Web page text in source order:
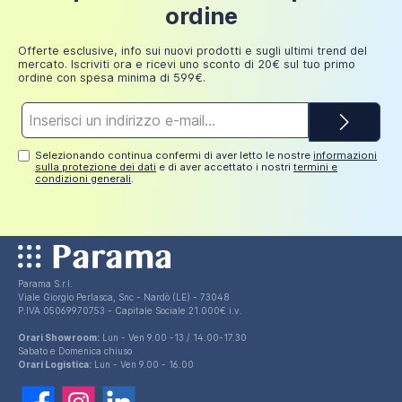
Fino a
euro
ordine
Offerte esclusive, info sui nuovi prodotti e sugli ultimi trend del
mercato. Iscriviti ora e ricevi uno sconto di 20€ sul tuo primo
ordine con spesa minima di 599€.
e-
Selezionando continua confermi di aver letto le nostreinformazioni
sulla protezione dei dati e di aver accettato i nostritermini e
condizioni generali.
Parama S.r.l.
Viale Giorgio Perlasca, Snc - Nardò (LE) - 73048
P.IVA 05069970753 - Capitale Sociale 21.000€ i.v.
Orari Showroom: Lun - Ven 9.00 -13 / 14.00-17.30
Sabato e Domenica chiuso
Orari Logistica: Lun - Ven 9.00 - 16.00